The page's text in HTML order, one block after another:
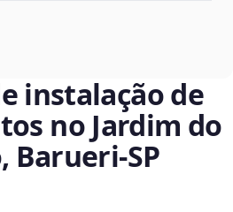
instalação de
no Jardim do
Barueri‑SP